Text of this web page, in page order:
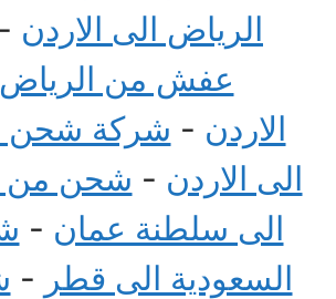
الرياض الى الاردن -
عفش من الرياض
الاردن - شركة شحن
الى الاردن - شحن من
الى سلطنة عمان -
السعودية الى قطر -